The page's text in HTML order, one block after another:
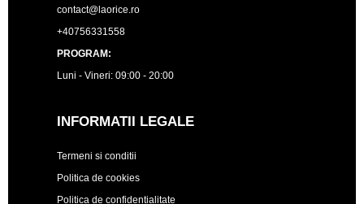
contact@laorice.ro
+40756331558
PROGRAM:
Luni - Vineri: 09:00 - 20:00
INFORMATII LEGALE
Termeni si conditii
Politica de cookies
Politica de confidentialitate